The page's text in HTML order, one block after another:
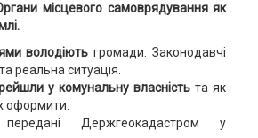
місцевого самоврядування як
володіютьгромади. Законодавчі
реальна ситуація.
у комунальну власність та як
оформити.
Держгеокадастром у